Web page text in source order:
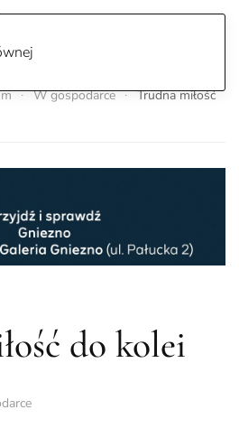
W gospodarce
Trudna miłość
do kolei